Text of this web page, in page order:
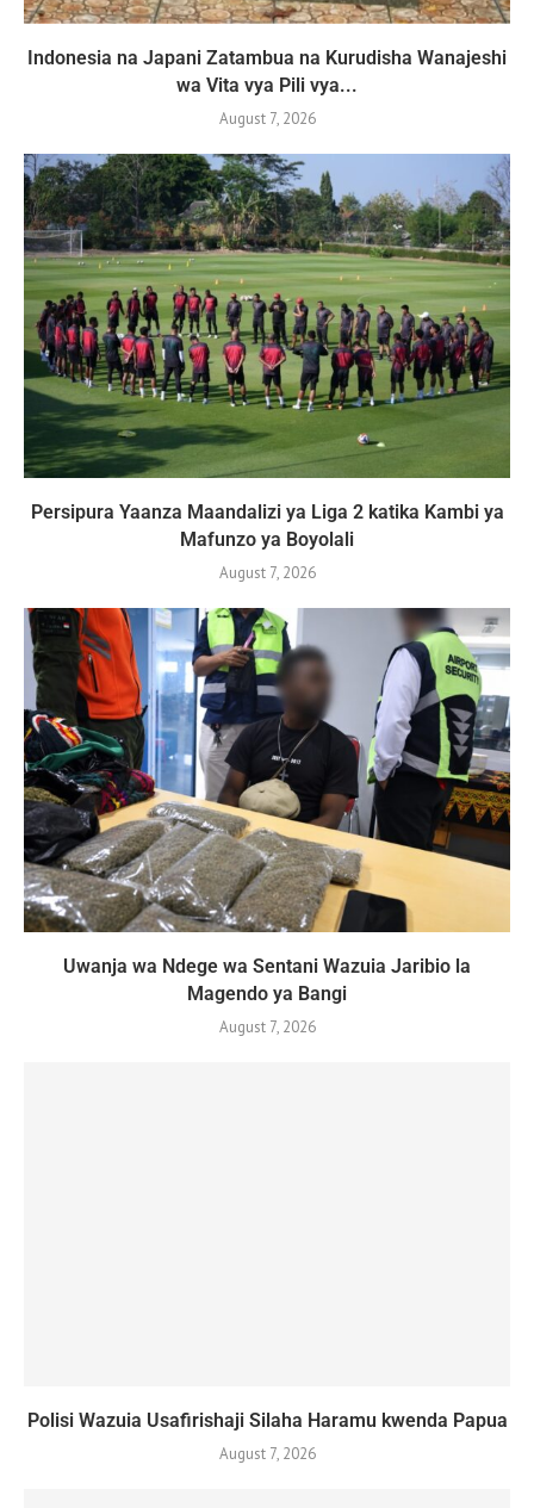
Indonesia na Japani Zatambua na Kurudisha Wanajeshi
wa Vita vya Pili vya...
August 7, 2026
Persipura Yaanza Maandalizi ya Liga 2 katika Kambi ya
Mafunzo ya Boyolali
August 7, 2026
Uwanja wa Ndege wa Sentani Wazuia Jaribio la
Magendo ya Bangi
August 7, 2026
Polisi Wazuia Usafirishaji Silaha Haramu kwenda Papua
August 7, 2026